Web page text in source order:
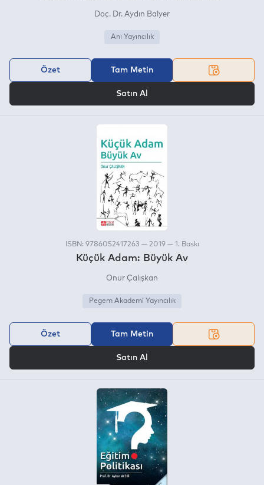
Doç. Dr. Aydın Balyer
Anı Yayıncılık
Özet Tam Metin
Satın Al
ISBN: 9786052417263 — 2019 — 1. Baskı
Küçük Adam: Büyük Av
Onur Çalışkan
Pegem Akademi Yayıncılık
Özet Tam Metin
Satın Al